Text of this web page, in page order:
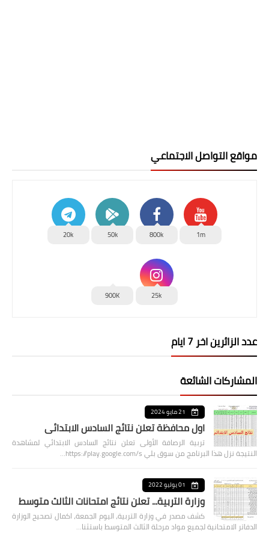
مواقع التواصل الاجتماعي
1m
800k
50k
20k
25k
900K
عدد الزائرين اخر 7 ايام
المشاركات الشائعة
21 مايو 2024
اول محافظة تعلن نتائج السادس الابتدائي
تربية الرصافة الأولى تعلن نتائج السادس الابتدائي لمشاهدة
النتيجة نزل هذا البرنامج من سوق بلي https://play.google.com/s…
01 يوليو 2022
وزارة التربية... تعلن نتائج امتحانات الثالث متوسط
كشف مصدر في وزارة التربية، اليوم الجمعة، اكمال تصحيح الوزارة
الدفاتر الامتحانية لجميع مواد مرحلة الثالث المتوسط باستثنا…